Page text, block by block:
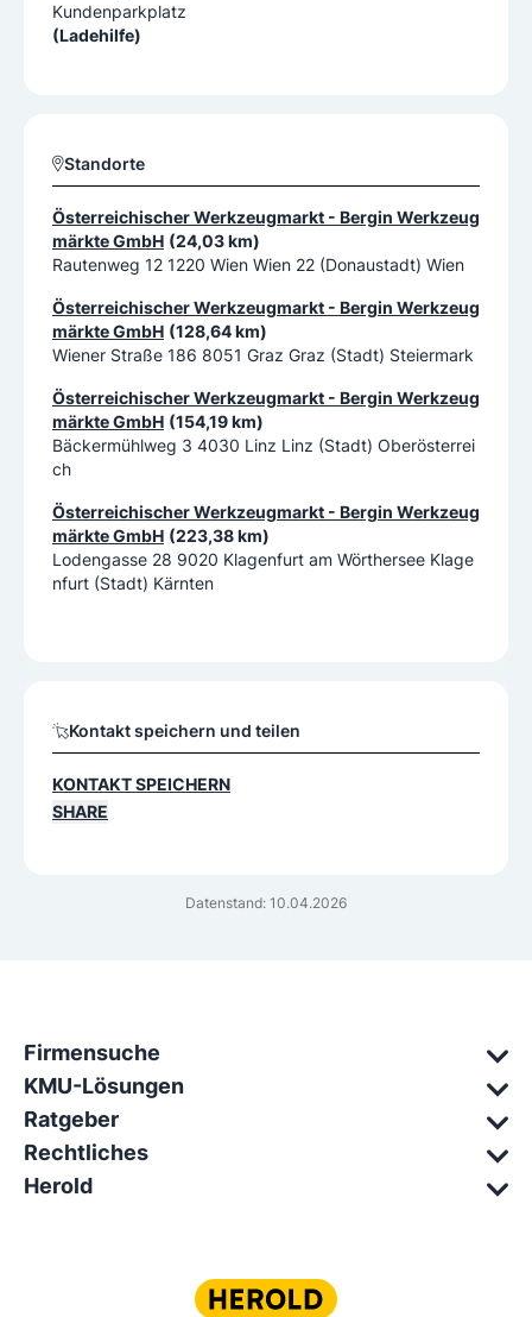
Datenstand: 10.04.2026
Kundenparkplatz
(Ladehilfe)
Standorte
Österreichischer Werkzeugmarkt - Bergin Werkzeug
märkte GmbH (24,03 km)
Rautenweg 12 1220 Wien Wien 22 (Donaustadt) Wien
Österreichischer Werkzeugmarkt - Bergin Werkzeug
märkte GmbH (128,64 km)
Wiener Straße 186 8051 Graz Graz (Stadt) Steiermark
Österreichischer Werkzeugmarkt - Bergin Werkzeug
märkte GmbH (154,19 km)
Bäckermühlweg 3 4030 Linz Linz (Stadt) Oberösterrei
ch
Österreichischer Werkzeugmarkt - Bergin Werkzeug
märkte GmbH (223,38 km)
Lodengasse 28 9020 Klagenfurt am Wörthersee Klage
nfurt (Stadt) Kärnten
Kontakt speichern und teilen
KONTAKT SPEICHERN
SHARE
Firmensuche
KMU-Lösungen
Ratgeber
Rechtliches
Herold